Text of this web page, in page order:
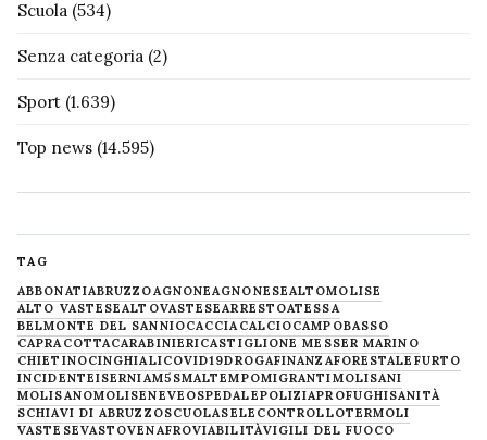
Scuola (534)
Senza categoria (2)
Sport (1.639)
Top news (14.595)
TAG
ABBONATIABRUZZOAGNONEAGNONESEALTOMOLISE
ALTO VASTESEALTOVASTESEARRESTOATESSA
BELMONTE DEL SANNIOCACCIACALCIOCAMPOBASSO
CAPRACOTTACARABINIERICASTIGLIONE MESSER MARINO
CHIETINOCINGHIALICOVID19DROGAFINANZAFORESTALE FURTO
INCIDENTEISERNIAM5SMALTEMPOMIGRANTIMOLISANI
MOLISANOMOLISENEVE OSPEDALEPOLIZIAPROFUGHISANITÀ
SCHIAVI DI ABRUZZOSCUOLASELECONTROLLOTERMOLI
VASTESEVASTOVENAFROVIABILITÀVIGILI DEL FUOCO